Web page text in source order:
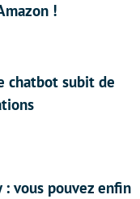
!
chatbot subit de
: vous pouvez enfin